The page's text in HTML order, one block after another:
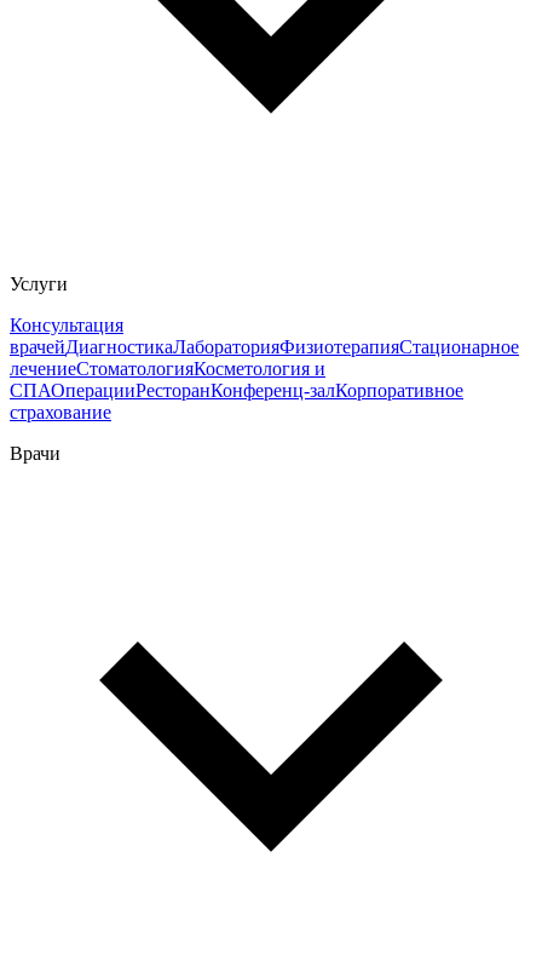
Услуги
Консультация
врачейДиагностикаЛабораторияФизиотерапияСтационарное
лечениеСтоматологияКосметология и
СПАОперацииРесторанКонференц-залКорпоративное
страхование
Врачи